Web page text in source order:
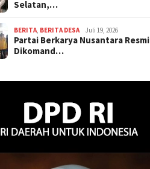
Selatan,…
BERITA, BERITA DESA Juli 19, 2026
Partai Berkarya Nusantara Resmi
Dikomand…